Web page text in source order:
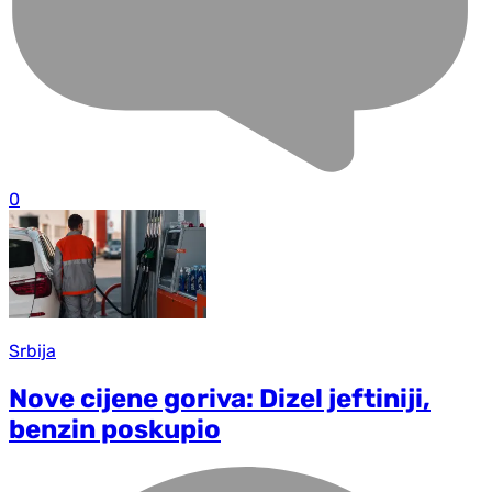
0
Srbija
Nove cijene goriva: Dizel jeftiniji,
benzin poskupio